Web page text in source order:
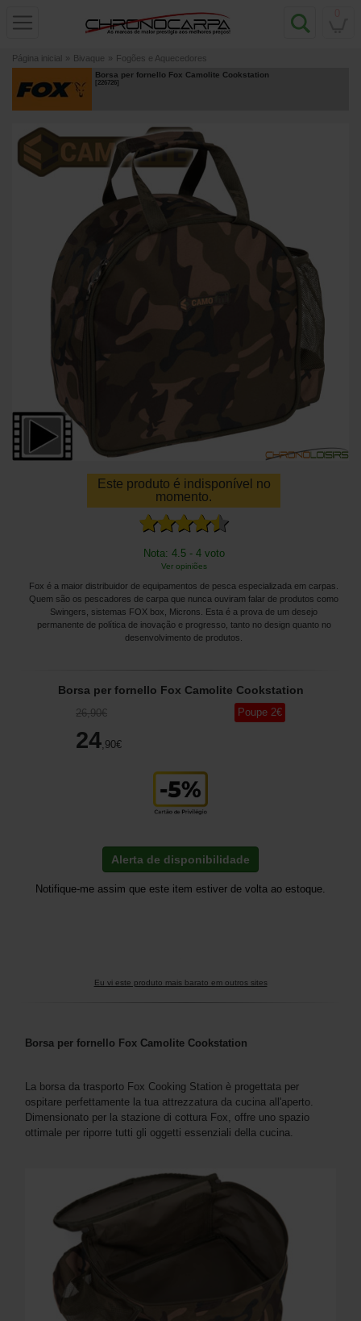
Página inicial » Bivaque » Fogões e Aquecedores
Borsa per fornello Fox Camolite Cookstation
[226726]
Este produto é indisponível no
momento.
Nota: 4.5 - 4 voto
Ver opiniões
Fox é a maior distribuidor de equipamentos de pesca especializada em carpas.
Quem são os pescadores de carpa que nunca ouviram falar de produtos como
Swingers, sistemas FOX box, Microns. Esta é a prova de um desejo
permanente de política de inovação e progresso, tanto no design quanto no
desenvolvimento de produtos.
Borsa per fornello Fox Camolite Cookstation
26,90€
24,90€
Poupe 2€
Alerta de disponibilidade
Notifique-me assim que este item estiver de volta ao estoque.
Eu vi este produto mais barato em outros sites
Borsa per fornello Fox Camolite Cookstation
La borsa da trasporto Fox Cooking Station è progettata per
ospitare perfettamente la tua attrezzatura da cucina all'aperto.
Dimensionato per la stazione di cottura Fox, offre uno spazio
ottimale per riporre tutti gli oggetti essenziali della cucina.